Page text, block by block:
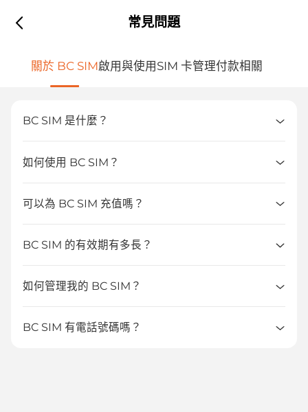
常見問題
關於 BC SIM啟用與使用 SIM 卡管理付款相關
BC SIM 是什麼？
如何使用 BC SIM？
可以為 BC SIM 充值嗎？
BC SIM 的有效期有多長？
如何管理我的 BC SIM？